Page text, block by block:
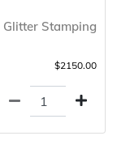
Glitter Stamping
$2150.00